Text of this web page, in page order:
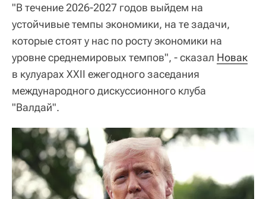
"В течение 2026-2027 годов выйдем на
устойчивые темпы экономики, на те задачи,
которые стоят у нас по росту экономики на
уровне среднемировых темпов", - сказал Новак
в кулуарах ХХІІ ежегодного заседания
международного дискуссионного клуба
"Валдай".